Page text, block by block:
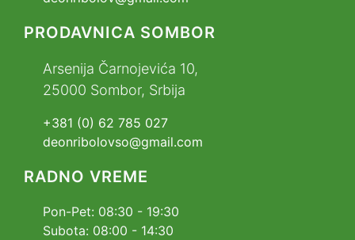
PRODAVNICA SOMBOR
Arsenija Čarnojevića 10,
25000 Sombor, Srbija
+381 (0) 62 785 027
deonribolovso@gmail.com
RADNO VREME
Pon-Pet: 08:30 - 19:30
Subota: 08:00 - 14:30